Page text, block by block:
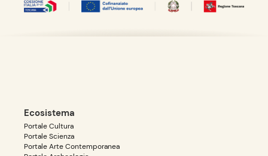
Ecosistema
Portale Cultura
Portale Scienza
Portale Arte Contemporanea